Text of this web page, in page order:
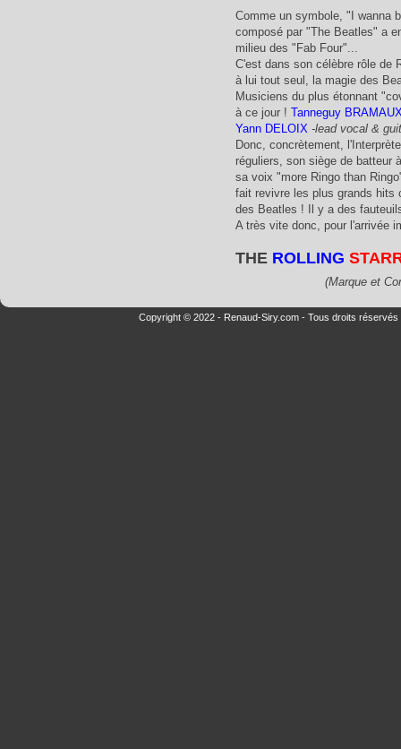
Comme un symbole, "I wanna
composé par "The Beatles" a
milieu des "Fab Four"...
C'est dans son célèbre rôle de
à lui tout seul, la magie des
Musiciens du plus étonnant
à ce jour !Tanneguy
Yann DELOIX -lead vocal &
Donc, concrètement,
réguliers, son siège de batteur
sa voix "more Ringo than
fait revivre les plus grands hits
des Beatles ! Il y a des
A très vite donc, pour l'arrivée
THE ROLLING
(Marque et
Copyright © 2022 - Renaud-Siry.com - Tous droits réservés